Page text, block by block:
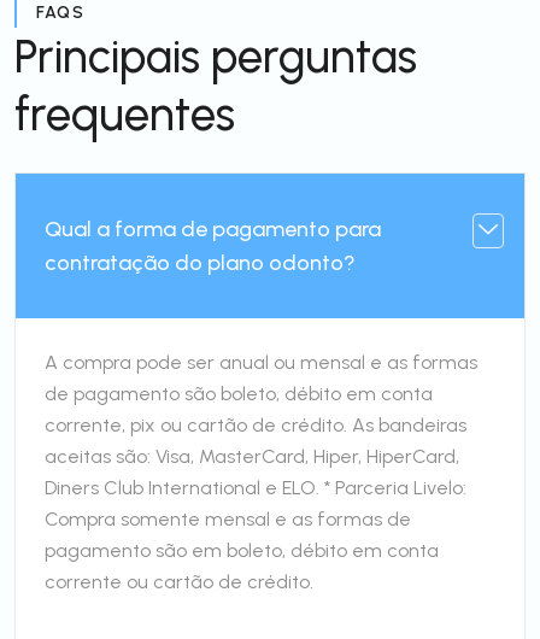
FAQS
Principais perguntas
frequentes
Qual a forma de pagamento para
contratação do plano odonto?
A compra pode ser anual ou mensal e as formas
de pagamento são boleto, débito em conta
corrente, pix ou cartão de crédito. As bandeiras
aceitas são: Visa, MasterCard, Hiper, HiperCard,
Diners Club International e ELO. * Parceria Livelo:
Compra somente mensal e as formas de
pagamento são em boleto, débito em conta
corrente ou cartão de crédito.